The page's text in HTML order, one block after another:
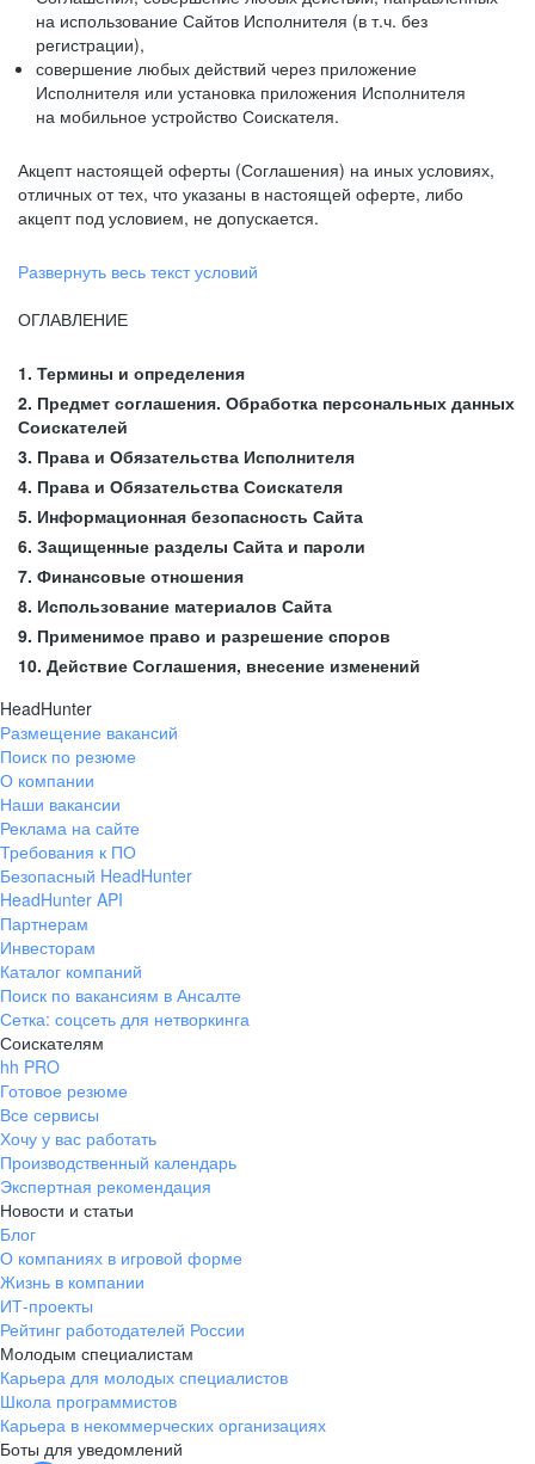
на использование Сайтов Исполнителя (в т.ч. без
регистрации),
совершение любых действий через приложение
Исполнителя или установка приложения Исполнителя
на мобильное устройство Соискателя.
Акцепт настоящей оферты (Соглашения) на иных условиях,
отличных от тех, что указаны в настоящей оферте, либо
акцепт под условием, не допускается.
Развернуть весь текст условий
ОГЛАВЛЕНИЕ
1. Термины и определения
2. Предмет соглашения. Обработка персональных данных
Соискателей
3. Права и Обязательства Исполнителя
4. Права и Обязательства Соискателя
5. Информационная безопасность Сайта
6. Защищенные разделы Сайта и пароли
7. Финансовые отношения
8. Использование материалов Сайта
9. Применимое право и разрешение споров
10. Действие Соглашения, внесение изменений
HeadHunter
Размещение вакансий
Поиск по резюме
О компании
Наши вакансии
Реклама на сайте
Требования к ПО
Безопасный HeadHunter
HeadHunter API
Партнерам
Инвесторам
Каталог компаний
Поиск по вакансиям в Ансалте
Сетка: соцсеть для нетворкинга
Соискателям
hh PRO
Готовое резюме
Все сервисы
Хочу у вас работать
Производственный календарь
Экспертная рекомендация
Новости и статьи
Блог
О компаниях в игровой форме
Жизнь в компании
ИТ-проекты
Рейтинг работодателей России
Молодым специалистам
Карьера для молодых специалистов
Школа программистов
Карьера в некоммерческих организациях
Боты для уведомлений